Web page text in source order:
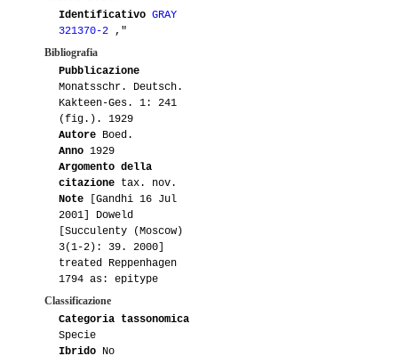
Identificativo GRAY
321370-2 ,"
Bibliografia
Pubblicazione
Monatsschr. Deutsch.
Kakteen-Ges. 1: 241
(fig.). 1929
Autore Boed.
Anno 1929
Argomento della
citazione tax. nov.
Note [Gandhi 16 Jul
2001] Doweld
[Succulenty (Moscow)
3(1-2): 39. 2000]
treated Reppenhagen
1794 as: epitype
Classificazione
Categoria tassonomica
Specie
Ibrido No